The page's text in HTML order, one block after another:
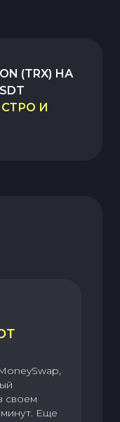
(TRX) НА
И
своем
Еще